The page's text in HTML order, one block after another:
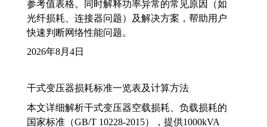
参考值表格。同时解释功率异常的常见原因（如
光纤损耗、连接器问题）及解决方案，帮助用户
快速判断网络性能问题。
2026年8月4日
干式变压器损耗标准一览表及计算方法
本文详细解析干式变压器空载损耗、负载损耗的
国家标准（GB/T 10228-2015），提供1000kVA